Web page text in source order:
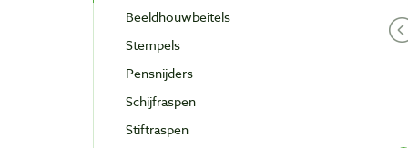
Beeldhouwbeitels
Stempels
Pensnijders
Schijfraspen
Stiftraspen